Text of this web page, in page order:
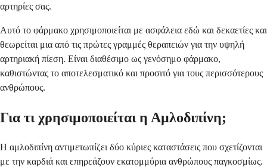
αρτηρίες σας.
Αυτό το φάρμακο χρησιμοποιείται με ασφάλεια εδώ και δεκαετίες και
θεωρείται μια από τις πρώτες γραμμές θεραπειών για την υψηλή
αρτηριακή πίεση. Είναι διαθέσιμο ως γενόσημο φάρμακο,
καθιστώντας το αποτελεσματικό και προσιτό για τους περισσότερους
ανθρώπους.
Για τι χρησιμοποιείται η Αμλοδιπίνη;
Η αμλοδιπίνη αντιμετωπίζει δύο κύριες καταστάσεις που σχετίζονται
με την καρδιά και επηρεάζουν εκατομμύρια ανθρώπους παγκοσμίως.